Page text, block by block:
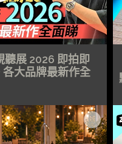
聽展 2026 即拍即
各大品牌最新作全